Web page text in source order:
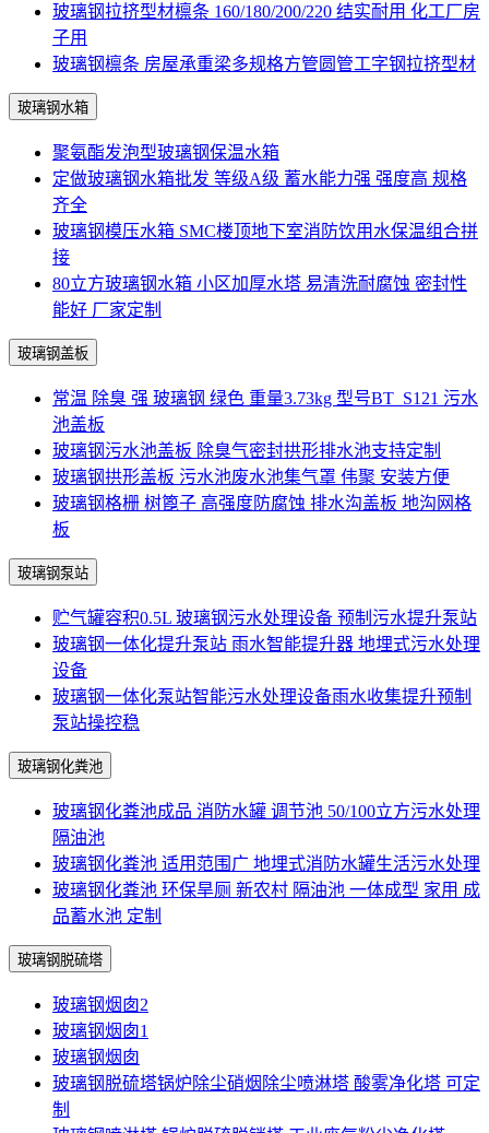
玻璃钢拉挤型材檩条 160/180/200/220 结实耐用 化工厂房
子用
玻璃钢檩条 房屋承重梁多规格方管圆管工字钢拉挤型材
玻璃钢水箱
聚氨酯发泡型玻璃钢保温水箱
定做玻璃钢水箱批发 等级A级 蓄水能力强 强度高 规格
齐全
玻璃钢模压水箱 SMC楼顶地下室消防饮用水保温组合拼
接
80立方玻璃钢水箱 小区加厚水塔 易清洗耐腐蚀 密封性
能好 厂家定制
玻璃钢盖板
常温 除臭 强 玻璃钢 绿色 重量3.73kg 型号BT_S121 污水
池盖板
玻璃钢污水池盖板 除臭气密封拱形排水池支持定制
玻璃钢拱形盖板 污水池废水池集气罩 伟聚 安装方便
玻璃钢格栅 树篦子 高强度防腐蚀 排水沟盖板 地沟网格
板
玻璃钢泵站
贮气罐容积0.5L 玻璃钢污水处理设备 预制污水提升泵站
玻璃钢一体化提升泵站 雨水智能提升器 地埋式污水处理
设备
玻璃钢一体化泵站智能污水处理设备雨水收集提升预制
泵站操控稳
玻璃钢化粪池
玻璃钢化粪池成品 消防水罐 调节池 50/100立方污水处理
隔油池
玻璃钢化粪池 适用范围广 地埋式消防水罐生活污水处理
玻璃钢化粪池 环保旱厕 新农村 隔油池 一体成型 家用 成
品蓄水池 定制
玻璃钢脱硫塔
玻璃钢烟囱2
玻璃钢烟囱1
玻璃钢烟囱
玻璃钢脱硫塔锅炉除尘硝烟除尘喷淋塔 酸雾净化塔 可定
制